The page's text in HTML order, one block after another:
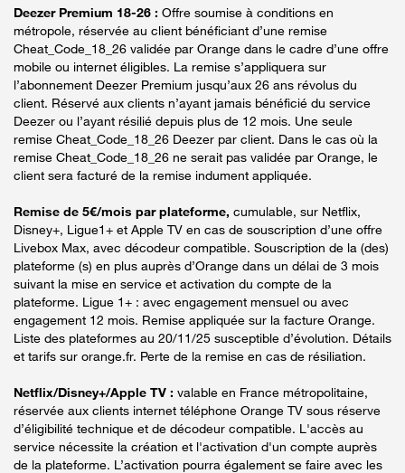
Deezer Premium 18-26 : Offre soumise à conditions en
métropole, réservée au client bénéficiant d’une remise
Cheat_Code_18_26 validée par Orange dans le cadre d’une offre
mobile ou internet éligibles. La remise s’appliquera sur
l’abonnement Deezer Premium jusqu’aux 26 ans révolus du
client. Réservé aux clients n’ayant jamais bénéficié du service
Deezer ou l’ayant résilié depuis plus de 12 mois. Une seule
remise Cheat_Code_18_26 Deezer par client. Dans le cas où la
remise Cheat_Code_18_26 ne serait pas validée par Orange, le
client sera facturé de la remise indument appliquée.
Remise de 5€/mois par plateforme, cumulable, sur Netflix,
Disney+, Ligue1+ et Apple TV en cas de souscription d’une offre
Livebox Max, avec décodeur compatible. Souscription de la (des)
plateforme (s) en plus auprès d’Orange dans un délai de 3 mois
suivant la mise en service et activation du compte de la
plateforme. Ligue 1+ : avec engagement mensuel ou avec
engagement 12 mois. Remise appliquée sur la facture Orange.
Liste des plateformes au 20/11/25 susceptible d’évolution. Détails
et tarifs sur orange.fr. Perte de la remise en cas de résiliation.
Netflix/Disney+/Apple TV : valable en France métropolitaine,
réservée aux clients internet téléphone Orange TV sous réserve
d’éligibilité technique et de décodeur compatible. L'accès au
service nécessite la création et l'activation d'un compte auprès
de la plateforme. L’activation pourra également se faire avec les